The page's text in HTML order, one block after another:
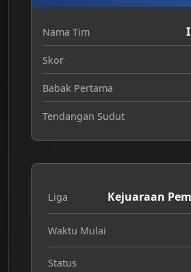
Nama Tim
Skor
Babak Pertama
Tendangan Sudut
Liga Kejuaraan
Waktu Mulai
Status